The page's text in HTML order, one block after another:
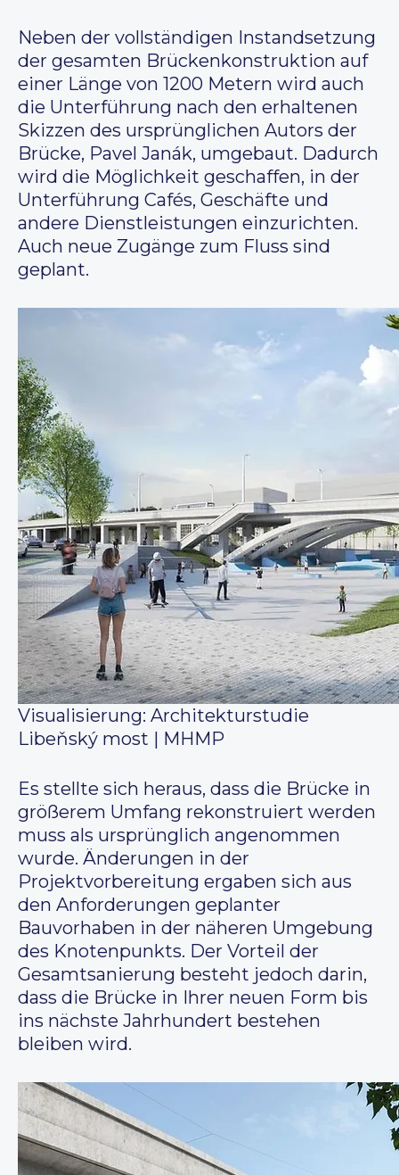
Neben der vollständigen Instandsetzung
der gesamten Brückenkonstruktion auf
einer Länge von 1200 Metern wird auch
die Unterführung nach den erhaltenen
Skizzen des ursprünglichen Autors der
Brücke, Pavel Janák, umgebaut. Dadurch
wird die Möglichkeit geschaffen, in der
Unterführung Cafés, Geschäfte und
andere Dienstleistungen einzurichten.
Auch neue Zugänge zum Fluss sind
geplant.
Visualisierung: Architekturstudie
Libeňský most | MHMP
Es stellte sich heraus, dass die Brücke in
größerem Umfang rekonstruiert werden
muss als ursprünglich angenommen
wurde. Änderungen in der
Projektvorbereitung ergaben sich aus
den Anforderungen geplanter
Bauvorhaben in der näheren Umgebung
des Knotenpunkts. Der Vorteil der
Gesamtsanierung besteht jedoch darin,
dass die Brücke in Ihrer neuen Form bis
ins nächste Jahrhundert bestehen
bleiben wird.